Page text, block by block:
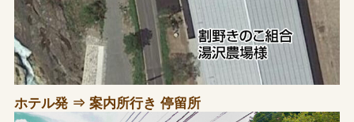
ホテル発 ⇒ 案内所行き 停留所